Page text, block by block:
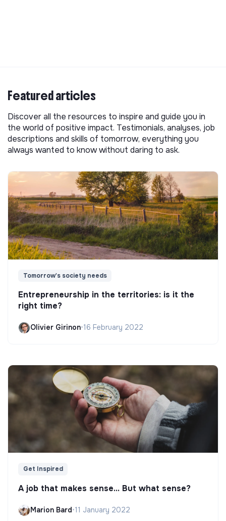
Featured articles
Discover all the resources to inspire and guide you in
the world of positive impact. Testimonials, analyses, job
descriptions and skills of tomorrow, everything you
always wanted to know without daring to ask.
Tomorrow's society needs
Entrepreneurship in the territories: is it the
right time?
Olivier Girinon•16 February 2022
Get Inspired
A job that makes sense... But what sense?
Marion Bard•11 January 2022